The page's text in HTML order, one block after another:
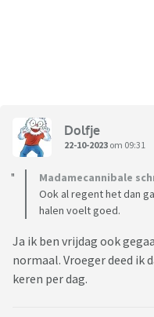
Dolfje
22-10-2023 om 09:31
Madamecannibale
Ook al regent het dan
halen voelt goed.
Ja ik ben vrijdag ook
normaal. Vroeger deed ik
keren per dag.